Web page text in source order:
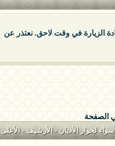
الزيارة في وقت لاحق. نعتذر عن
الصفحة
لحوار الأديان- الأرشيف- الأعلى